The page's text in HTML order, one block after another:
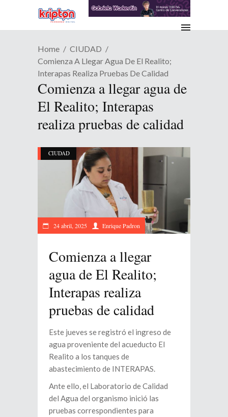
Home
CIUDAD
Comienza A Llegar Agua De El Realito;
Interapas Realiza Pruebas De Calidad
Comienza a llegar agua de
El Realito; Interapas
realiza pruebas de calidad
CIUDAD
24 abril, 2025 Enrique Padron
Comienza a llegar
agua de El Realito;
Interapas realiza
pruebas de calidad
Este jueves se registró el ingreso de
agua proveniente del acueducto El
Realito a los tanques de
abastecimiento de INTERAPAS.
Ante ello, el Laboratorio de Calidad
del Agua del organismo inició las
pruebas correspondientes para